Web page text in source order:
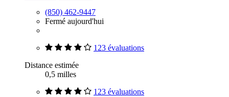
(850) 462-9447
Fermé aujourd'hui
123 évaluations
Distance estimée
0,5 milles
123 évaluations